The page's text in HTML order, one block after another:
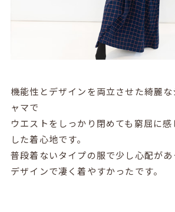
機能性とデザインを両立させた綺麗
ャマで
ウエストをしっかり閉めても窮屈に
した着心地です。
普段着ないタイプの服で少し心配が
デザインで凄く着やすかったです。